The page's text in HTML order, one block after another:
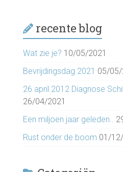
recente blog
Wat zie je? 10/05/2021
Bevrijdingsdag 2021 05/05/
26 april 2012 Diagnose
26/04/2021
Een miljoen jaar geleden..
Rust onder de boom 01/